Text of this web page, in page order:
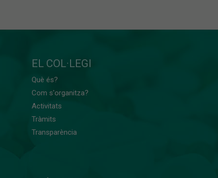
EL COL·LEGI
Què és?
Com s'organitza?
Activitats
Tràmits
Transparència